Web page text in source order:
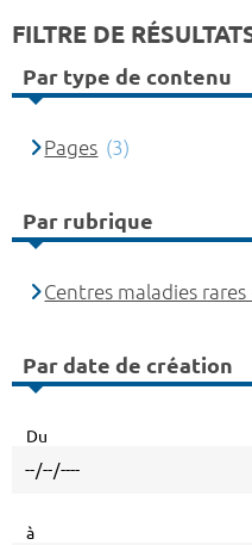
FILTRE DE
Par type de contenu
Pages (3)
Par rubrique
Centres maladies
Par date de création
Du
à